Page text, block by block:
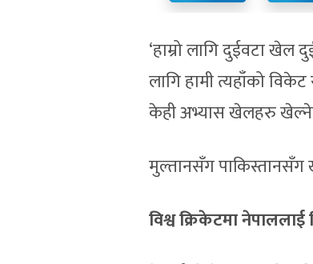
‘हाम्रो लागि दुईवटा
लागि हामी त्यहाँको
केही अभ्यास खेलहरु
मुल्तानसँग पाकिस्तानसँग
विश्व क्रिकेटमा